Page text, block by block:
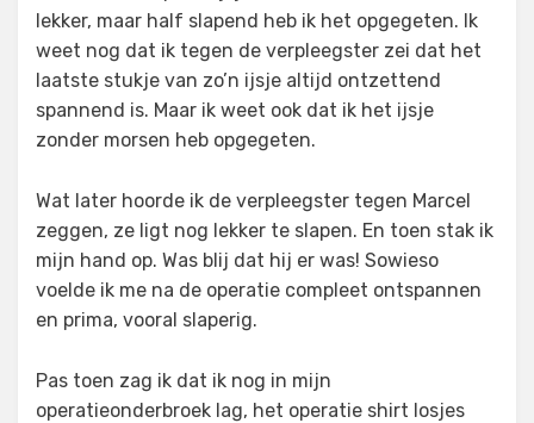
lekker, maar half slapend heb ik het opgegeten. Ik
weet nog dat ik tegen de verpleegster zei dat het
laatste stukje van zo’n ijsje altijd ontzettend
spannend is. Maar ik weet ook dat ik het ijsje
zonder morsen heb opgegeten.
Wat later hoorde ik de verpleegster tegen Marcel
zeggen, ze ligt nog lekker te slapen. En toen stak ik
mijn hand op. Was blij dat hij er was! Sowieso
voelde ik me na de operatie compleet ontspannen
en prima, vooral slaperig.
Pas toen zag ik dat ik nog in mijn
operatieonderbroek lag, het operatie shirt losjes